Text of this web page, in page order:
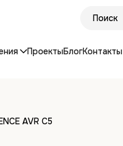
ПроектыБлогКонтакты
AVR C5